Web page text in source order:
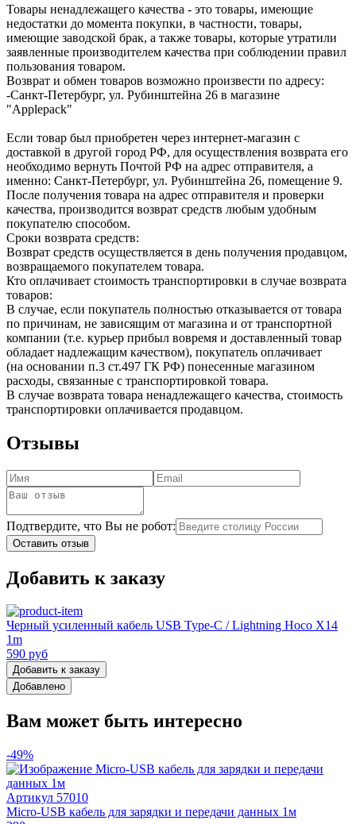
Товары ненадлежащего качества - это товары, имеющие
недостатки до момента покупки, в частности, товары,
имеющие заводской брак, а также товары, которые утратили
заявленные производителем качества при соблюдении правил
пользования товаром.
Возврат и обмен товаров возможно произвести по адресу:
-Санкт-Петербург, ул. Рубинштейна 26 в магазине
"Applepack"
Если товар был приобретен через интернет-магазин с
доставкой в другой город РФ, для осуществления возврата его
необходимо вернуть Почтой РФ на адрес отправителя, а
именно: Санкт-Петербург, ул. Рубинштейна 26, помещение 9.
После получения товара на адрес отправителя и проверки
качества, производится возврат средств любым удобным
покупателю способом.
Сроки возврата средств:
Возврат средств осуществляется в день получения продавцом,
возвращаемого покупателем товара.
Кто оплачивает стоимость транспортировки в случае возврата
товаров:
В случае, если покупатель полностью отказывается от товара
по причинам, не зависящим от магазина и от транспортной
компании (т.е. курьер прибыл вовремя и доставленный товар
обладает надлежащим качеством), покупатель оплачивает
(на основании п.3 ст.497 ГК РФ) понесенные магазином
расходы, связанные с транспортировкой товара.
В случае возврата товара ненадлежащего качества, стоимость
транспортировки оплачивается продавцом.
Отзывы
Подтвердите, что Вы не робот:
Оставить отзыв
Добавить к заказу
Черный усиленный кабель USB Type-C / Lightning Hoco X14
1m
590 руб
Добавить к заказу
Добавлено
Вам может быть интересно
-49%
Артикул 57010
Micro-USB кабель для зарядки и передачи данных 1м